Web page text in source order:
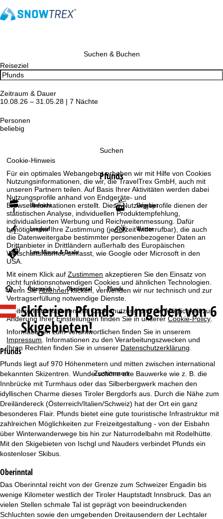
Cookie-Hinweis
Für ein optimales Webangebot erheben wir mit Hilfe von Cookies
Nutzungsinformationen, die wir, die TravelTrex GmbH, auch mit
unseren Partnern teilen. Auf Basis Ihrer Aktivitäten werden dabei
Nutzungsprofile anhand von Endgeräte- und
Browserinformationen erstellt. Diese Nutzungsprofile dienen der
statistischen Analyse, individuellen Produktempfehlung,
individualisierten Werbung und Reichweitenmessung. Dafür
benötigen wir Ihre Zustimmung (jederzeit widerrufbar), die auch
die Datenweitergabe bestimmter personenbezogener Daten an
Drittanbieter in Drittländern außerhalb des Europäischen
Wirtschaftsraumes umfasst, wie Google oder Microsoft in den
USA.
Mit einem Klick aufZustimmen akzeptieren Sie den Einsatz von
nicht funktionsnotwendigen Cookies und ähnlichen Technologien.
Wenn SieAblehnenklicken, verwenden wir nur technisch und zur
Vertragserfüllung notwendige Dienste.
Weitere Informationen zur Cookienutzung und die Möglichkeit zur
Änderung Ihrer Einstellungen finden Sie in unsererCookie-Policy.
Informationen zum Verantwortlichen finden Sie in unserem
Impressum . Informationen zu den Verarbeitungszwecken und
Ihren Rechten finden Sie in unserer Datenschutzerklärung
Zustimmen
Suchen & Buchen
Reiseziel
Zeitraum & Dauer
10.08.26 – 31.05.28 | 7 Nächte
Personen
beliebig
Suchen
Pfunds
Übersicht Skigebiet
Langlauf Wetter
Last-Minute & Deals
S
t
a
r
s
i
t
e
Österreich Oberinntal Pfunds
SkiferienPfunds - Umgeben von 6
Skigebieten!
Pfunds
Pfunds liegt auf 970 Höhenmetern und mitten zwischen international
bekannten Skizentren. Wunderschöne alte Bauwerke wie z. B. die
Innbrücke mit Turmhaus oder das Silberbergwerk machen den
idyllischen Charme dieses Tiroler Bergdorfs aus. Durch die Nähe zum
Dreiländereck (Österreich/Italien/Schweiz) hat der Ort ein ganz
besonderes Flair. Pfunds bietet eine gute touristische Infrastruktur mit
zahlreichen Möglichkeiten zur Freizeitgestaltung - von der Eisbahn
über Winterwanderwege bis hin zur Naturrodelbahn mit Rodelhütte.
Mit den Skigebieten von Ischgl und Nauders verbindet Pfunds ein
kostenloser Skibus.
Oberinntal
Das Oberinntal reicht von der Grenze zum Schweizer Engadin bis
wenige Kilometer westlich der Tiroler Hauptstadt Innsbruck. Das an
vielen Stellen schmale Tal ist geprägt von beeindruckenden
Schluchten sowie den umgebenden Dreitausendern der Lechtaler